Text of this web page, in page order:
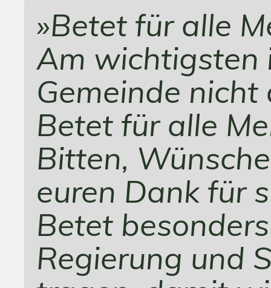
»Betet für alle
Am wichtigsten
Gemeinde
Betet für alle
Bitten,
euren Dank für
Betet
Regierung und